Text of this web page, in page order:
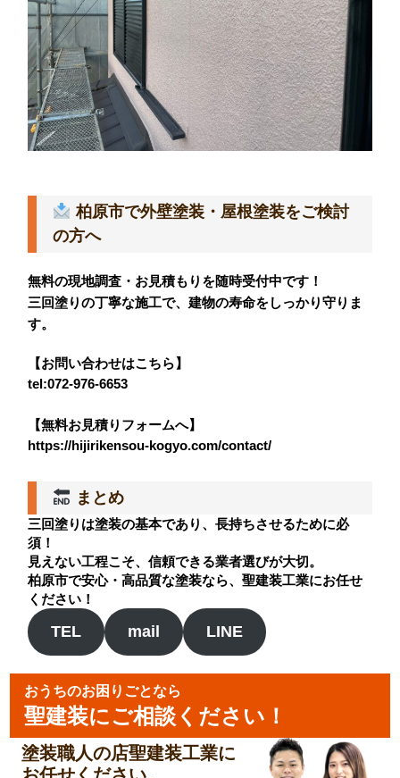
柏原市で外壁塗装・屋根塗装をご検討
の方へ
無料の現地調査・お見積もりを随時受付中です！
三回塗りの丁寧な施工で、建物の寿命をしっかり守りま
す。
【お問い合わせはこちら】
tel:072-976-6653
【無料お見積りフォームへ】
https://hijirikensou-kogyo.com/contact/
まとめ
三回塗りは塗装の基本であり、長持ちさせるために必
須！
見えない工程こそ、信頼できる業者選びが大切。
柏原市で安心・高品質な塗装なら、聖建装工業にお任せ
ください！
TEL mail LINE
おうちのお困りごとなら
聖建装にご相談ください！
塗装職人の店聖建装工業に